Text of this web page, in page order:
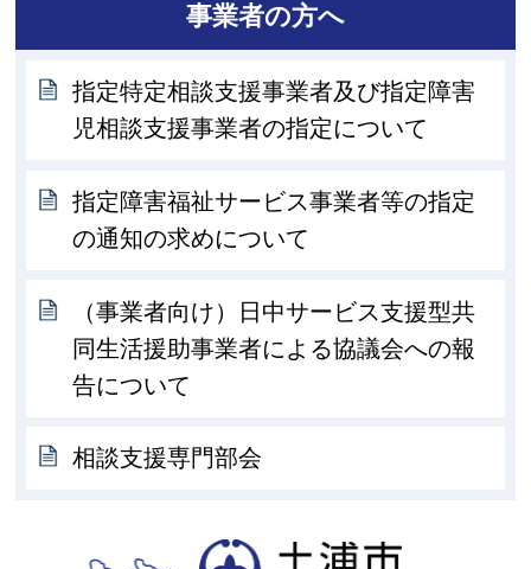
事業者の方へ
指定特定相談支援事業者及び指定障害
児相談支援事業者の指定について
指定障害福祉サービス事業者等の指定
の通知の求めについて
（事業者向け）日中サービス支援型共
同生活援助事業者による協議会への報
告について
相談支援専門部会